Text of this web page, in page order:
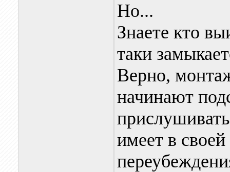
Но...
Знаете кто
таки
Верно,
начинают
имеет в